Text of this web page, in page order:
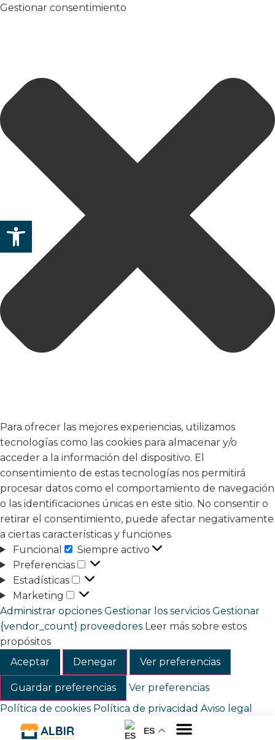
Abrir barra de herramientas
Gestionar consentimiento
Para ofrecer las mejores experiencias, utilizamos
tecnologías como las cookies para almacenar y/o
acceder a la información del dispositivo. El
consentimiento de estas tecnologías nos permitirá
procesar datos como el comportamiento de navegación
o las identificaciones únicas en este sitio. No consentir o
retirar el consentimiento, puede afectar negativamente
a ciertas características y funciones.
Funcional
Siempre activo
Preferencias
Estadísticas
Marketing
Administrar opciones Gestionar los servicios Gestionar
{vendor_count} proveedores Leer más sobre estos
propósitos
Aceptar
Denegar Ver preferencias
Guardar preferencias
Ver preferencias
Política de cookies Política de privacidad Aviso legal
ES